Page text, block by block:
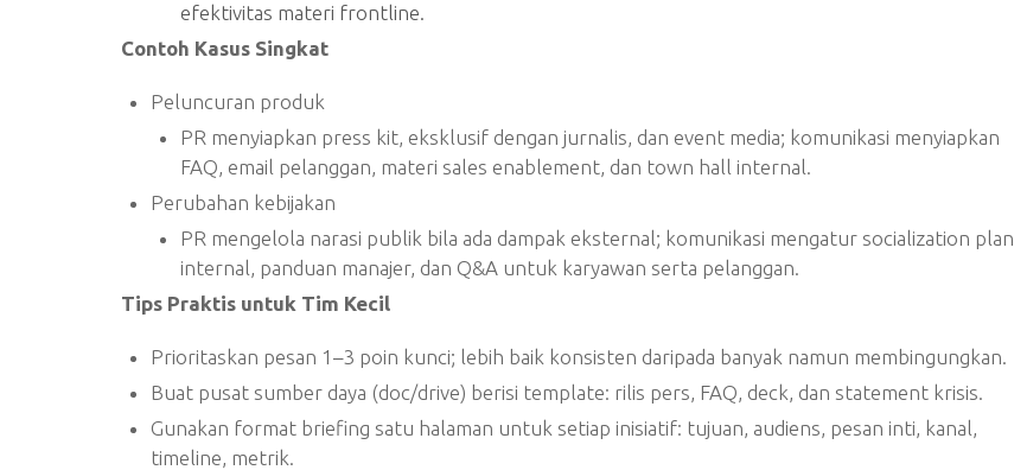
efektivitas materi frontline.
Contoh Kasus Singkat
Peluncuran produk
PR menyiapkan press kit, eksklusif dengan jurnalis, dan event media; komunikasi menyiapkan
FAQ, email pelanggan, materi sales enablement, dan town hall internal.
Perubahan kebijakan
PR mengelola narasi publik bila ada dampak eksternal; komunikasi mengatur socialization plan
internal, panduan manajer, dan Q&A untuk karyawan serta pelanggan.
Tips Praktis untuk Tim Kecil
Prioritaskan pesan 1–3 poin kunci; lebih baik konsisten daripada banyak namun membingungkan.
Buat pusat sumber daya (doc/drive) berisi template: rilis pers, FAQ, deck, dan statement krisis.
Gunakan format briefing satu halaman untuk setiap inisiatif: tujuan, audiens, pesan inti, kanal,
timeline, metrik.